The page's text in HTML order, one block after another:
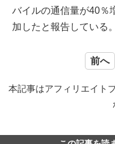
バイルの通信量が40％
加したと報告している。
前へ
本記事はアフィリエイト